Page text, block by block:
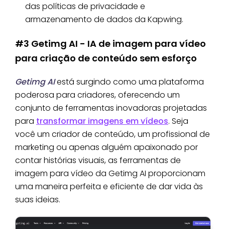
das políticas de privacidade e
armazenamento de dados da Kapwing.
#3 Getimg AI - IA de imagem para vídeo
para criação de conteúdo sem esforço
Getimg AIestá surgindo como uma plataforma
poderosa para criadores, oferecendo um
conjunto de ferramentas inovadoras projetadas
para transformar imagens em vídeos. Seja
você um criador de conteúdo, um profissional de
marketing ou apenas alguém apaixonado por
contar histórias visuais, as ferramentas de
imagem para vídeo da Getimg AI proporcionam
uma maneira perfeita e eficiente de dar vida às
suas ideias.